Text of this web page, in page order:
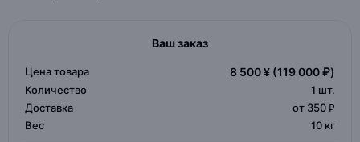
Ваш заказ
Цена товара 8 500 ¥ (119 000 ₽)
Количество 1 шт.
Доставка
от 350 ₽
Вес
10 кг